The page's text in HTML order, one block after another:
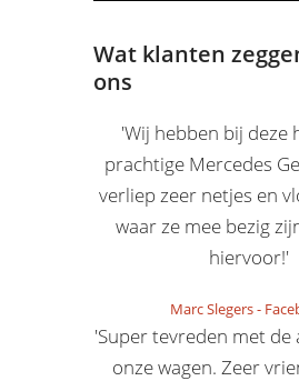
Wat klanten
ons
'Wij hebben bij deze
prachtige Mercedes
verliep zeer netjes en
waar ze mee bezig
hiervoor!'
Marc Slegers-
'Super tevreden met de
onze wagen. Zeer